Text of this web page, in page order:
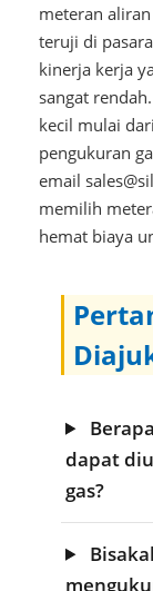
meteran
teruji di
kinerja kerja
sangat
kecil mulai
pengukuran
email
memilih
hemat biaya
dapat
gas?